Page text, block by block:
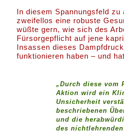
In diesem Spannungsfeld zu
zweifellos eine robuste
wüßte gern, wie sich des
Fürsorgepflicht auf jene
Insassen dieses
funktionieren haben – und
„Durch diese vom
Aktion wird ein
Unsicherheit
beschriebenen
und die
des